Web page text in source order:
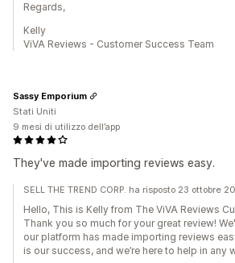
Regards,
Kelly
ViVA Reviews - Customer Success Team
They've made importing reviews easy.
Sassy Emporium
Stati Uniti
9 mesi di utilizzo dell’app
SELL THE TREND CORP. ha risposto 23 ottobre
Hello, This is Kelly from The ViVA Reviews
Thank you so much for your great review!
our platform has made importing reviews
is our success, and we’re here to help in any